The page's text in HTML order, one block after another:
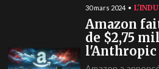
30 mars 2024
Amazon
de $2,75
l'Anthropic